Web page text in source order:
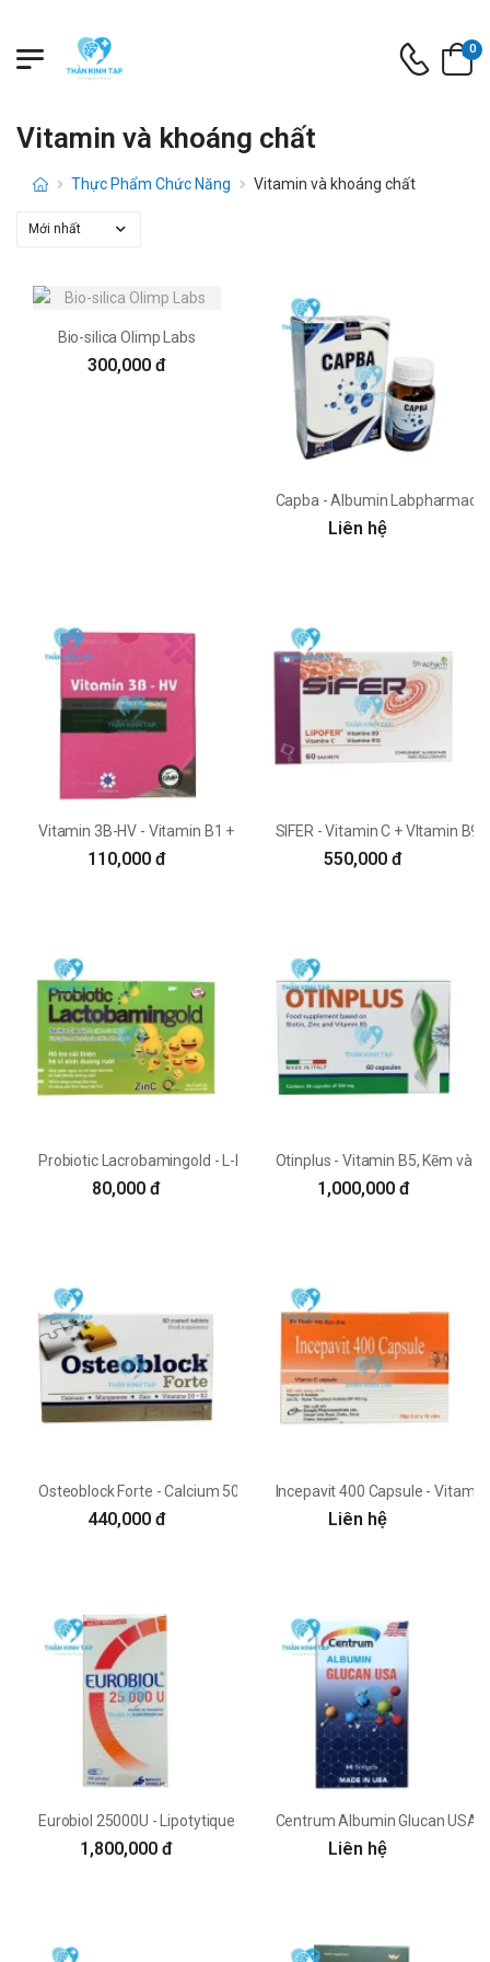
0
Vitamin và khoáng chất
Thực Phẩm Chức Năng Vitamin và khoáng chất
Bio-silica Olimp Labs
300,000 đ
Capba - Albumin
Liên hệ
Vitamin 3B-HV - Vitamin B1 + Vitamin B6 + Vitamin B12 Huy Văn
110,000 đ
SIFER - Vitamin C + VItamin
550,000 đ
Probiotic Lacrobamingold - L-Lysine HCl Akopha
80,000 đ
Otinplus - Vitamin B5, Kẽm và
1,000,000 đ
Osteoblock Forte - Calcium 500mg Olimp labs
440,000 đ
Incepavit 400 Capsule -
Liên hệ
Eurobiol 25000U - Lipotytique Mayoly Spindler
1,800,000 đ
Centrum Albumin Glucan USA
Liên hệ